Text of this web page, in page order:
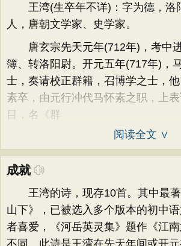
王湾(生卒年不详)：字为德，洛
人，唐朝文学家、史学家。
唐玄宗先天元年(712年)，考中
簿、转洛阳尉。开元五年(717年)，
士，奏请校正群籍，召博学之士，
素卒，由元行冲代马怀素之职，上
目，名《群
阅读全文 ∨
成就
王湾的诗，现存10首。其中最著
山下》，已被选入多个版本的初中
者喜爱，《河岳英灵集》题作《江
不同。此诗是王湾在先天年间或开